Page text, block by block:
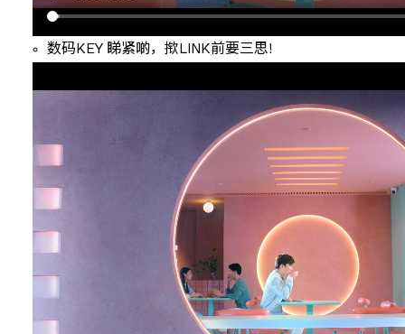
数码KEY 睇紧啲，揿LINK前要三思!